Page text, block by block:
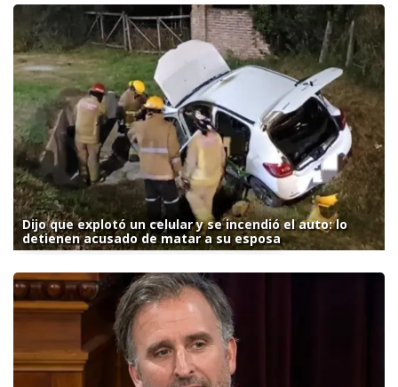
Dijo que explotó un celular y se incendió el auto: lo
detienen acusado de matar a su esposa